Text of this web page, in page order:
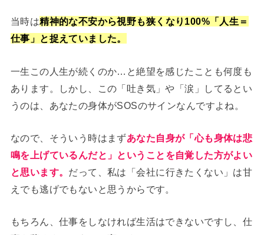
当時は精神的な不安から視野も狭くなり100%「人生＝
仕事」と捉えていました。
一生この人生が続くのか…と絶望を感じたことも何度も
あります。しかし、この「吐き気」や「涙」してるとい
うのは、あなたの身体がSOSのサインなんですよね。
なので、そういう時はまずあなた自身が「心も身体は悲
鳴を上げているんだと」 ということを自覚した方がよい
と思います。 だって、私は「会社に行きたくない」は甘
えでも逃げでもないと思うからです。
もちろん、仕事をしなければ生活はできないですし、仕